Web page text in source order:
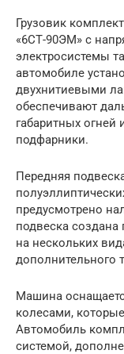
Грузовик
«6СТ-90ЭМ» с
электросистемы
автомобиле
двухнитиевыми
обеспечивают
габаритных огней
подфарники.
Передняя
предусмотрено
подвеска создана
на нескольких
дополнительного
Машина
колесами,
Автомобиль
системой,